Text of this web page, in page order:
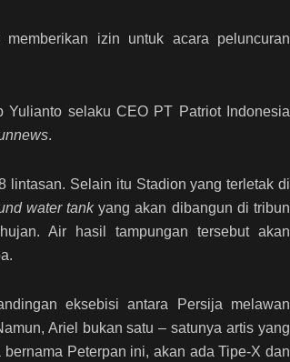
izin untuk acara peluncuran
Yulianto selaku CEO PT Patriot Indonesia
.
lintasan. Selain itu Stadion yang terletak di
water tankyang akan dibangun di tribun
Air hasil tampungan tersebut akan
eksebisi antara Persija melawan
Ariel bukan satu – satunya artis yang
Peterpan ini, akan ada Tipe-X dan